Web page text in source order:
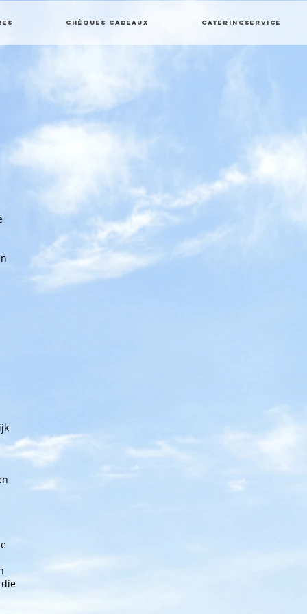
Chèques cadeaux Cateringservice